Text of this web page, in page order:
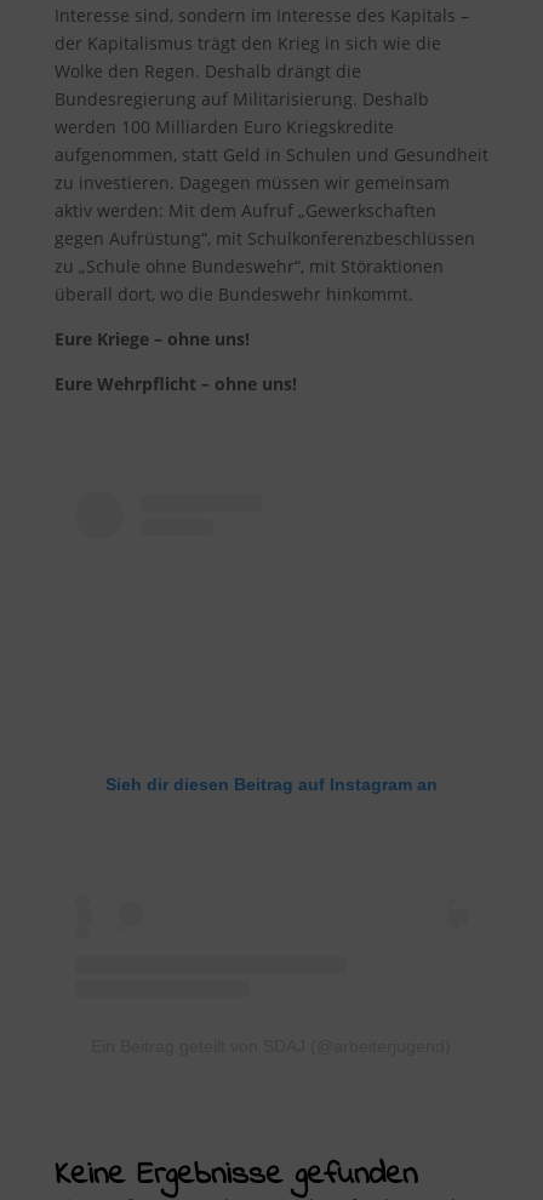
Interesse sind, sondern im Interesse des Kapitals –
der Kapitalismus trägt den Krieg in sich wie die
Wolke den Regen. Deshalb drängt die
Bundesregierung auf Militarisierung. Deshalb
werden 100 Milliarden Euro Kriegskredite
aufgenommen, statt Geld in Schulen und Gesundheit
zu investieren. Dagegen müssen wir gemeinsam
aktiv werden: Mit dem Aufruf „Gewerkschaften
gegen Aufrüstung“, mit Schulkonferenzbeschlüssen
zu „Schule ohne Bundeswehr“, mit Störaktionen
überall dort, wo die Bundeswehr hinkommt.
Eure Kriege – ohne uns!
Eure Wehrpflicht – ohne uns!
Sieh dir diesen Beitrag auf Instagram an
Keine Ergebnisse gefunden